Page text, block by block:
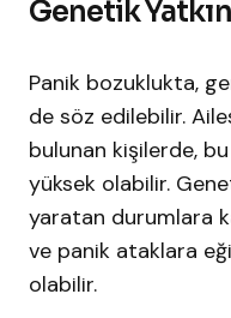
Genetik
Panik bozuklukta,
de söz edilebilir.
bulunan kişilerde,
yüksek olabilir.
yaratan durumlara
ve panik ataklara
olabilir.